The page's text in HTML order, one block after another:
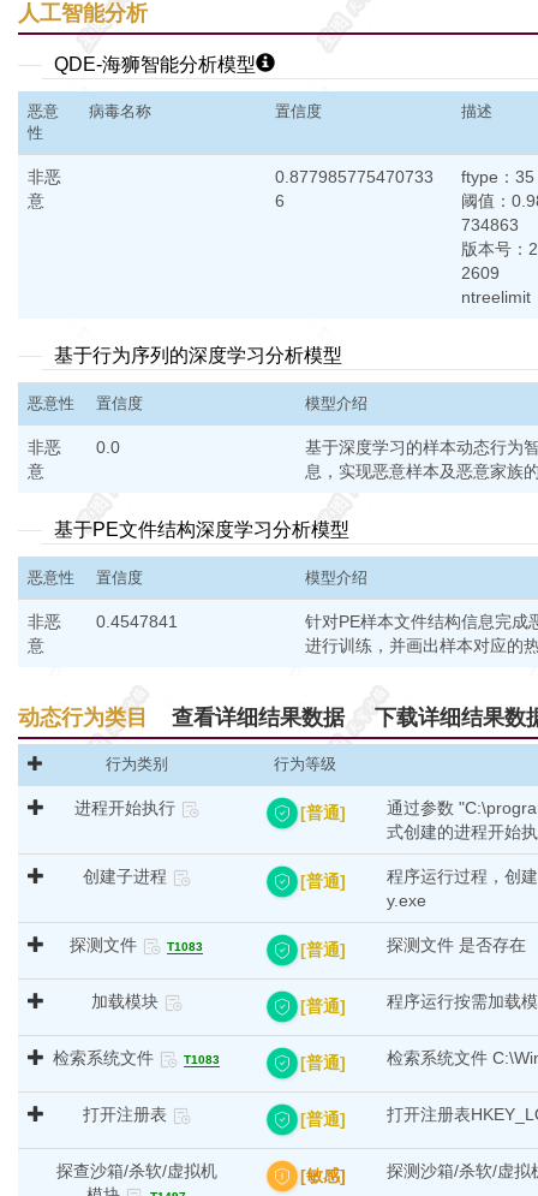
人工智能分析
QDE-海狮智能分析模型
恶意
性
病毒名称 置信度 描述
非恶
意
0.877985775470733
6
ftype：35
阈值：
734863
版本号：
2609
ntreelimit
基于行为序列的深度学习分析模型
恶意性 置信度 模型介绍
非恶
意
0.0
基于深度学习的样本动态行为
息，实现恶意样本及恶意家族
基于PE文件结构深度学习分析模型
恶意性 置信度 模型介绍
非恶
意
0.4547841
针对PE样本文件结构信息完成
进行训练，并画出样本对应的
动态行为类目 查看详细结果数据 下载详细结果数
行为类别 行为等级
进程开始执行 [普通]
通过参数
式创建的进程开始
创建子进程 [普通]
程序运行过程，创
y.exe
探测文件 T1083 [普通] 探测文件 是否存在
加载模块 [普通] 程序运行按需加载
检索系统文件 T1083 [普通] 检索系统文件
打开注册表 [普通] 打开注册表
探查沙箱/杀软/虚拟机
[敏感] 探测沙箱/杀软/虚拟